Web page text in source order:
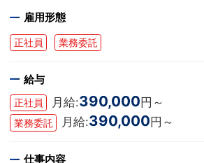
雇用形態
正社員 業務委託
給与
正社員 月給:390,000円～
業務委託 月給:390,000 円～
仕事内容